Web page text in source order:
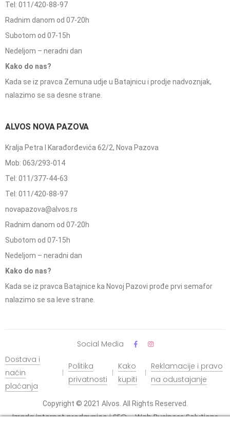
Tel: 011/420-88-97
Radnim danom od 07-20h
Subotom od 07-15h
Nedeljom – neradni dan
Kako do nas?
Kada se iz pravca Zemuna udje u Batajnicu i prodje nadvoznjak,
nalazimo se sa desne strane.
ALVOS NOVA PAZOVA
Kralja Petra I Karađorđevića 62/2, Nova Pazova
Mob: 063/293-014
Tel: 011/377-44-63
Tel: 011/420-88-97
novapazova@alvos.rs
Radnim danom od 07-20h
Subotom od 07-15h
Nedeljom – neradni dan
Kako do nas?
Kada se iz pravca Batajnice ka Novoj Pazovi prođe prvi semafor
nalazimo se sa leve strane.
Copyright © 2021 Alvos. All Rights Reserved.
Izrada internet prodavnice i SEO - Web Business Solutions
Dostava i
način
plaćanja
Politika
privatnosti
Kako
kupiti
Reklamacije i pravo
na odustajanje
Social Media